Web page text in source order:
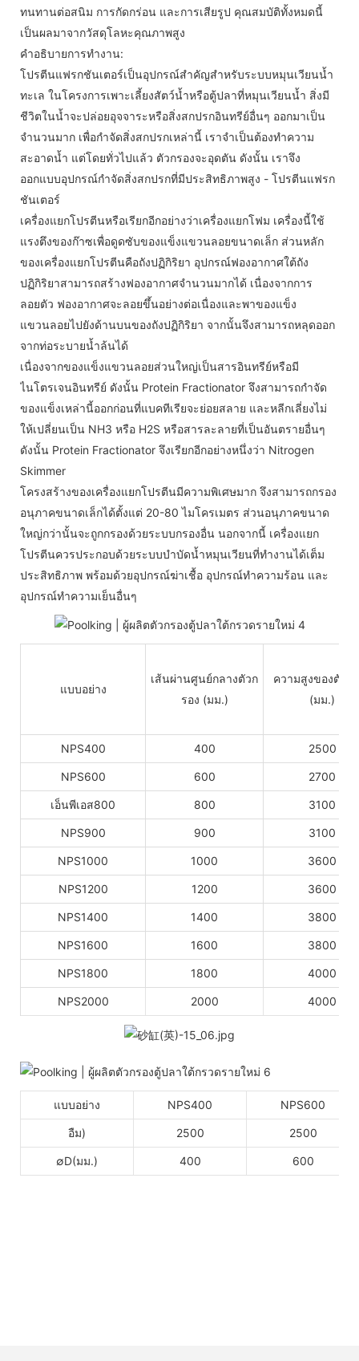
ทนทานต่อสนิม การกัดกร่อน และการเสียรูป คุณสมบัติทั้งหมดนี้
เป็นผลมาจากวัสดุโลหะคุณภาพสูง
คำอธิบายการทำงาน:
โปรตีนแฟรกชันเตอร์เป็นอุปกรณ์สำคัญสำหรับระบบหมุนเวียนน้ำ
ทะเล ในโครงการเพาะเลี้ยงสัตว์น้ำหรือตู้ปลาที่หมุนเวียนน้ำ สิ่งมี
ชีวิตในน้ำจะปล่อยอุจจาระหรือสิ่งสกปรกอินทรีย์อื่นๆ ออกมาเป็น
จำนวนมาก เพื่อกำจัดสิ่งสกปรกเหล่านี้ เราจำเป็นต้องทำความ
สะอาดน้ำ แต่โดยทั่วไปแล้ว ตัวกรองจะอุดตัน ดังนั้น เราจึง
ออกแบบอุปกรณ์กำจัดสิ่งสกปรกที่มีประสิทธิภาพสูง - โปรตีนแฟรก
ชันเตอร์
เครื่องแยกโปรตีนหรือเรียกอีกอย่างว่าเครื่องแยกโฟม เครื่องนี้ใช้
แรงตึงของก๊าซเพื่อดูดซับของแข็งแขวนลอยขนาดเล็ก ส่วนหลัก
ของเครื่องแยกโปรตีนคือถังปฏิกิริยา อุปกรณ์ฟองอากาศใต้ถัง
ปฏิกิริยาสามารถสร้างฟองอากาศจำนวนมากได้ เนื่องจากการ
ลอยตัว ฟองอากาศจะลอยขึ้นอย่างต่อเนื่องและพาของแข็ง
แขวนลอยไปยังด้านบนของถังปฏิกิริยา จากนั้นจึงสามารถหลุดออก
จากท่อระบายน้ำล้นได้
เนื่องจากของแข็งแขวนลอยส่วนใหญ่เป็นสารอินทรีย์หรือมี
ไนโตรเจนอินทรีย์ ดังนั้น Protein Fractionator จึงสามารถกำจัด
ของแข็งเหล่านี้ออกก่อนที่แบคทีเรียจะย่อยสลาย และหลีกเลี่ยงไม่
ให้เปลี่ยนเป็น NH3 หรือ H2S หรือสารละลายที่เป็นอันตรายอื่นๆ
ดังนั้น Protein Fractionator จึงเรียกอีกอย่างหนึ่งว่า Nitrogen
Skimmer
โครงสร้างของเครื่องแยกโปรตีนมีความพิเศษมาก จึงสามารถกรอง
อนุภาคขนาดเล็กได้ตั้งแต่ 20-80 ไมโครเมตร ส่วนอนุภาคขนาด
ใหญ่กว่านั้นจะถูกกรองด้วยระบบกรองอื่น นอกจากนี้ เครื่องแยก
โปรตีนควรประกอบด้วยระบบบำบัดน้ำหมุนเวียนที่ทำงานได้เต็ม
ประสิทธิภาพ พร้อมด้วยอุปกรณ์ฆ่าเชื้อ อุปกรณ์ทำความร้อน และ
อุปกรณ์ทำความเย็นอื่นๆ
แบบอย่าง
เส้นผ่านศูนย์กลางตัวก
รอง (มม.)
ความสูงของตัวก
(มม.)
NPS400 400 2500
NPS600 600 2700
เอ็นพีเอส800 800 3100
NPS900 900 3100
NPS1000 1000 3600
NPS1200 1200 3600
NPS1400 1400 3800
NPS1600 1600 3800
NPS1800 1800 4000
NPS2000 2000 4000
แบบอย่าง NPS400 NPS600
อืม) 2500 2500
∅D(มม.) 400 600